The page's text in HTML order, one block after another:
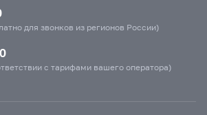
для звонков из регионов России)
с тарифами вашего оператора)